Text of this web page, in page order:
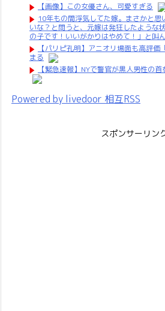
【画像】この女優さん、可愛すぎる
10年もの間浮気してた嫁。まさかと思
いな？と問うと、元嫁は発狂したような
の子です！いいがかりはやめて！」と叫
【パリピ孔明】アニオリ場面も高評
まる
【緊急速報】NYで警官が黒人男性の
Powered by livedoor 相互RSS
スポンサーリン